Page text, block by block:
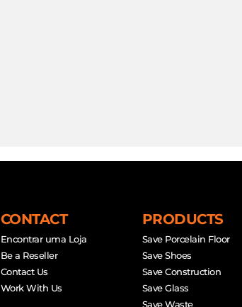
CONTACT
Encontrar uma Loja
Be a Reseller
Contact Us
Work With Us
PRODUCTS
Save Porcelain Floor
Save Shoes
Save Construction
Save Glass
Save Waste